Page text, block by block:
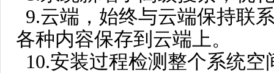
9.云端，始终与云端保持联
各种内容保存到云端上。
10.安装过程检测整个系统